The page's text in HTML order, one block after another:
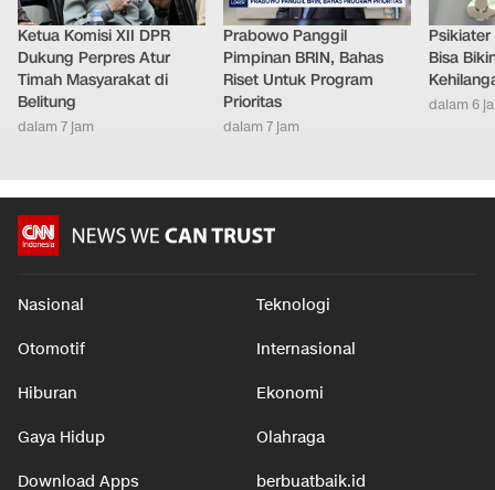
Ketua Komisi XII DPR
Dukung Perpres Atur
Timah Masyarakat di
Belitung
dalam 7 jam
Prabowo Panggil
Pimpinan BRIN, Bahas
Riset Untuk Program
Prioritas
dalam 7 jam
Bisa
dalam 6
Nasional Teknologi
Otomotif Internasional
Hiburan Ekonomi
Gaya Hidup Olahraga
Download Apps berbuatbaik.id